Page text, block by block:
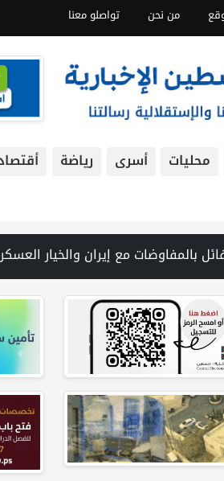
من نحن تواصلو معنا
محليات أسرى رياضة
مفاوضات إعادة فتح مضيق هرمز مع عُمان في مراحلها النهائية | نتنياهو يختصر مشاركته في مراسم رسمية بسبب